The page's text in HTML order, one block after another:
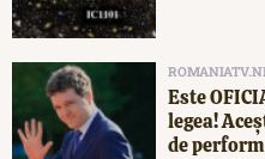
Este
legea!
de